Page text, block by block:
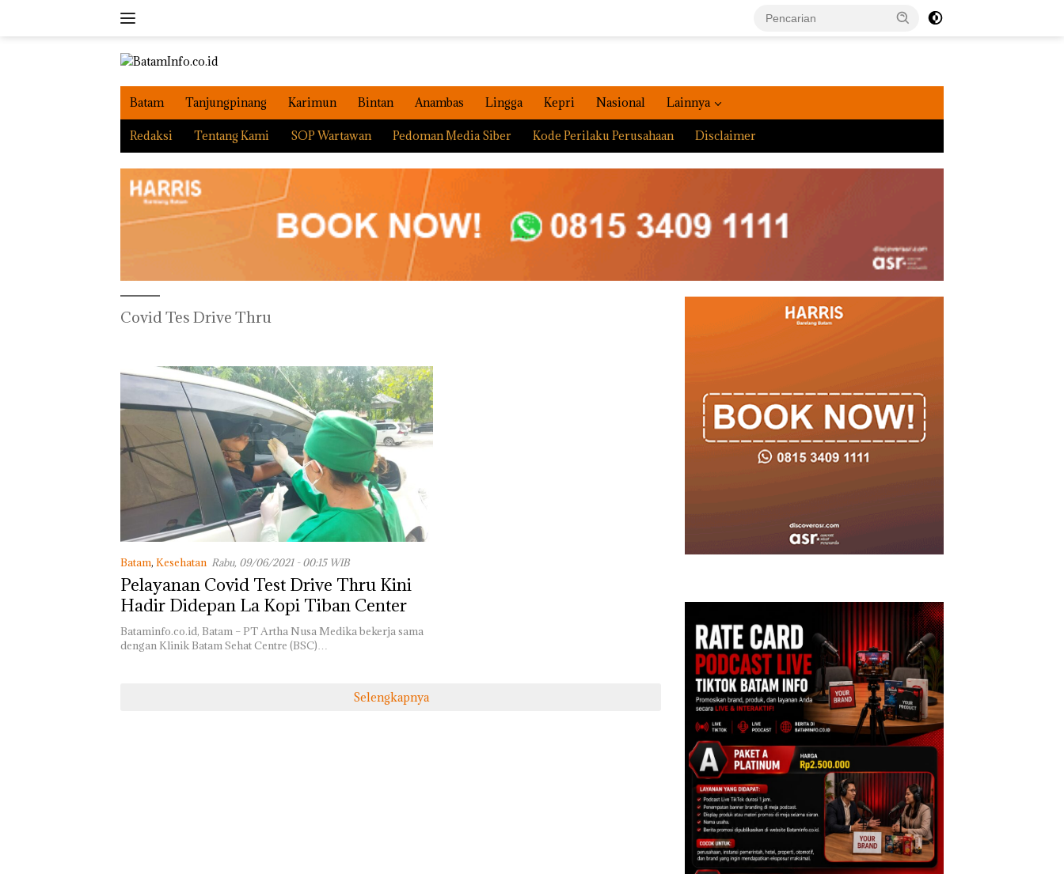
Batam Tanjungpinang Karimun Bintan Anambas Lingga Kepri Nasional Lainnya
Redaksi Tentang Kami SOP Wartawan Pedoman Media Siber Kode Perilaku Perusahaan Disclaimer
Covid Tes Drive Thru
Batam, Kesehatan Rabu, 09/06/2021 - 00:15 WIB
Pelayanan Covid Test Drive Thru Kini
Hadir Didepan La Kopi Tiban Center
Bataminfo.co.id, Batam – PT Artha Nusa Medika bekerja sama
dengan Klinik Batam Sehat Centre (BSC)…
Selengkapnya